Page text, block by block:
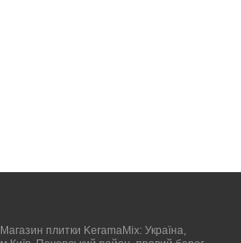
Магазин плитки KeramaMix: Україна,